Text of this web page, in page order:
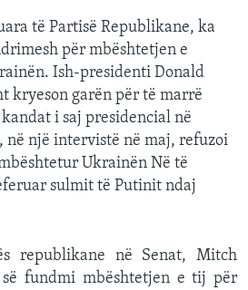
të Partisë Republikane, ka
për mbështetjen e
Ish-presidenti Donald
kryeson garën për të marrë
i saj presidencial në
në një intervistë në maj, refuzoi
Ukrainën Në të
sulmit të Putinit ndaj
republikane në Senat, Mitch
fundmi mbështetjen e tij për